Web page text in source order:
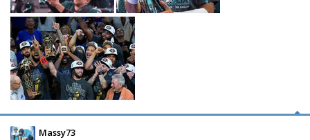
Massy73